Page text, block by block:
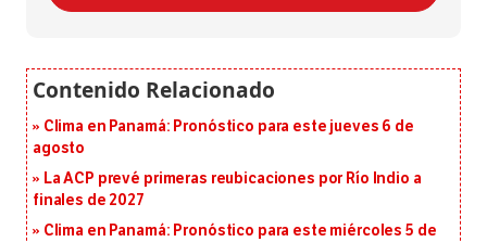
Clima en Panamá: Pronóstico para este jueves 6 de
agosto
La ACP prevé primeras reubicaciones por Río Indio a
finales de 2027
Clima en Panamá: Pronóstico para este miércoles 5 de